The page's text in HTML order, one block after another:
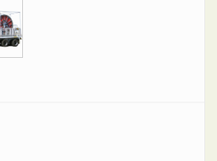
transformadoras móviles